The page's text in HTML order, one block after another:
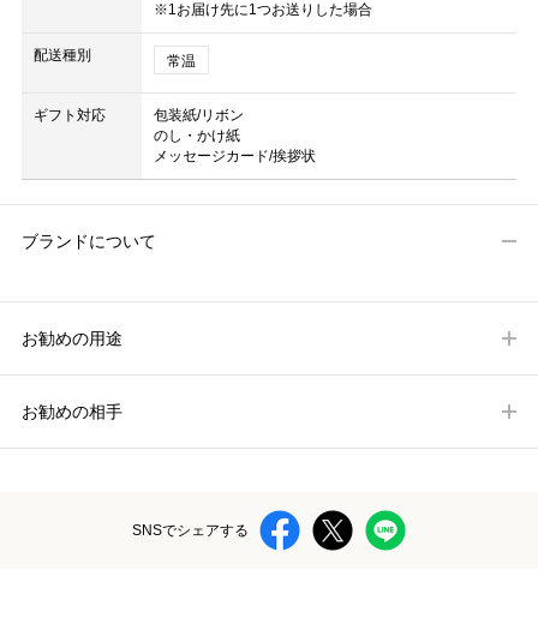
※1お届け先に1つお送りした場合
配送種別 常温
ギフト対応
包装紙/リボン
のし・かけ紙
メッセージカード/挨拶状
ブランドについて
お勧めの用途
お勧めの相手
SNSでシェアする